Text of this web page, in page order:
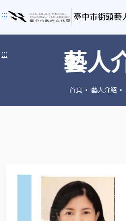
:::
::: 藝人
首頁 藝人介紹